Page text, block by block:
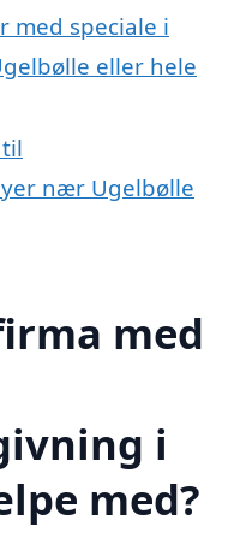
med speciale i
eller hele
nær Ugelbølle
med
i
med?